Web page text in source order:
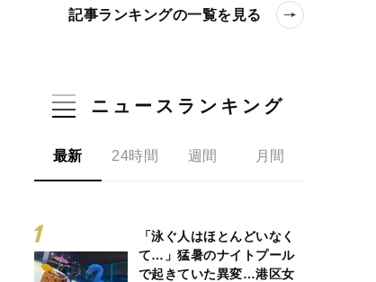
記事ランキングの一覧を見る
ニュースランキング
最新 24時間 週間 月間
「泳ぐ人はほとんどいなく
て…」猛暑のナイトプール
で起きていた異変…港区女